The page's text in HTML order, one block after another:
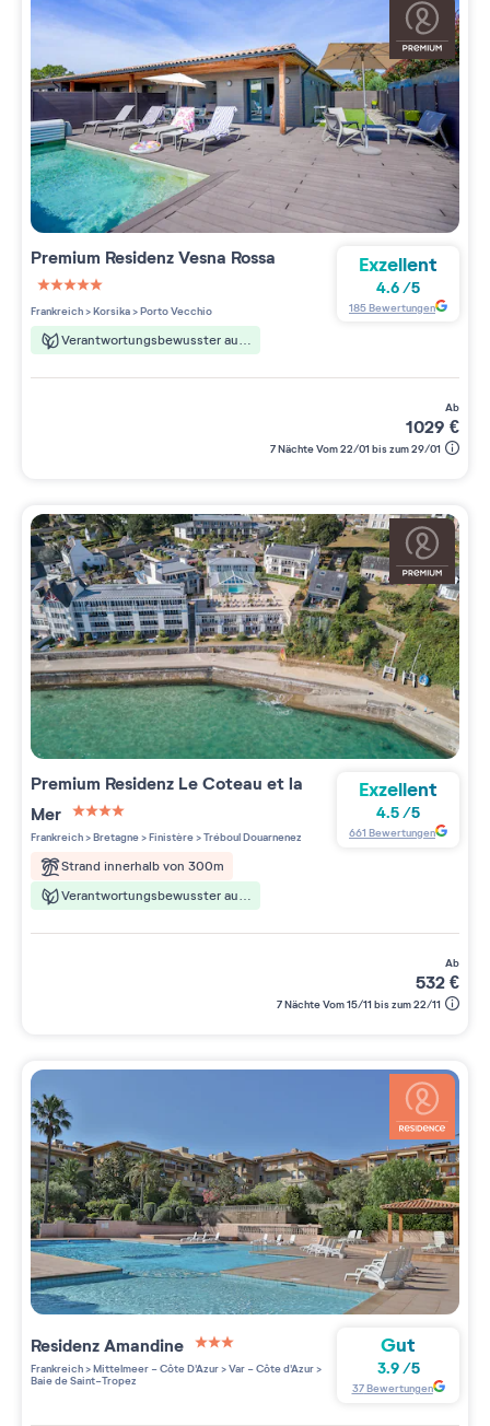
Premium ResidenzVesna Rossa
5 étoiles sur 5
Frankreich>Korsika>Porto Vecchio
Verantwortungsbewusster aufenthalt
Exzellent
4.6 /5
185Bewertungen
ab
1029 €
7 Nächte Vom 22/01 bis zum 29/01
Premium Residenz Le Coteau et la
Mer
4 étoiles sur 5
Frankreich>Bretagne>Finistère>Tréboul Douarnenez
Strand innerhalb von 300m
Verantwortungsbewusster aufenthalt
Exzellent
4.5/5
661 Bewertungen
ab
532€
7 Nächte Vom 15/11 bis zum 22/11
ResidenzAmandine
3 étoiles sur 5
Frankreich>Mittelmeer - Côte D'Azur>Var - Côte d'Azur>
Baie de Saint-Tropez
Gut
3.9/5
37Bewertungen